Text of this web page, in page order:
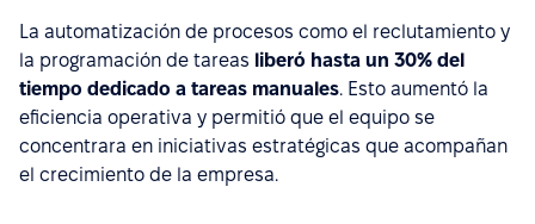
La automatización de procesos como el reclutamiento y
la programación de tareas liberó hasta un 30% del
tiempo dedicado a tareas manuales. Esto aumentó la
eficiencia operativa y permitió que el equipo se
concentrara en iniciativas estratégicas que acompañan
el crecimiento de la empresa.